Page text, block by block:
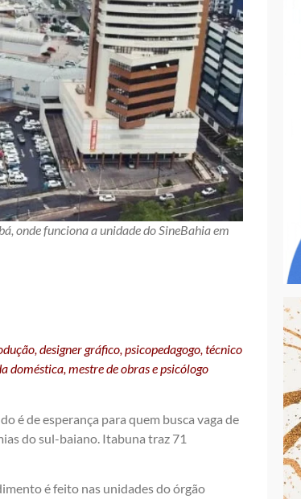
onde funciona a unidade do SineBahia em
designer gráfico, psicopedagogo, técnico
doméstica, mestre de obras e psicólogo
é de esperança para quem busca vaga de
do sul-baiano. Itabuna traz 71
é feito nas unidades do órgão